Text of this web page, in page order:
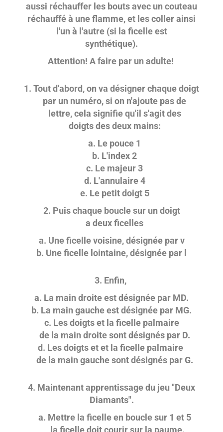
aussi réchauffer les bouts avec un couteau
réchauffé à une flamme, et les coller ainsi
l'un à l'autre (si la ficelle est
synthétique).
Attention! A faire par un adulte!
1. Tout d'abord, on va désigner chaque doigt
par un numéro, si on n'ajoute pas de
lettre, cela signifie qu'il s'agit des
doigts des deux mains:
a. Le pouce 1
b. L'index 2
c. Le majeur 3
d. L'annulaire 4
e. Le petit doigt 5
2. Puis chaque boucle sur un doigt
a deux ficelles
a. Une ficelle voisine, désignée par v
b. Une ficelle lointaine, désignée par l
3. Enfin,
a. La main droite est désignée par MD.
b. La main gauche est désignée par MG.
c. Les doigts et la ficelle palmaire
de la main droite sont désignés par D.
d. Les doigts et et la ficelle palmaire
de la main gauche sont désignés par G.
4. Maintenant apprentissage du jeu "Deux
Diamants".
a. Mettre la ficelle en boucle sur 1 et 5
la ficelle doit courir sur la paume.